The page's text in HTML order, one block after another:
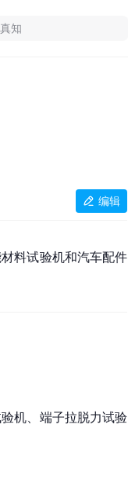
编辑
料试验机和汽车配件
机、端子拉脱力试验